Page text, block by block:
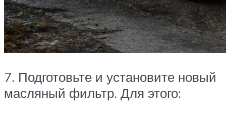
7. Подготовьте и установите новый
масляный фильтр. Для этого: